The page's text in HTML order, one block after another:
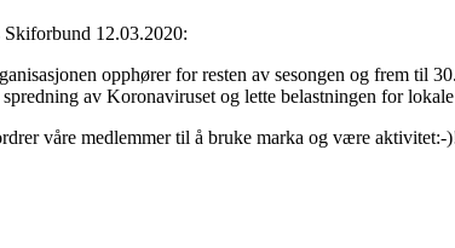
12.03.2020:
opphører for resten av sesongen og frem til
av Koronaviruset og lette belastningen for
våre medlemmer til å bruke marka og være aktivitet:-